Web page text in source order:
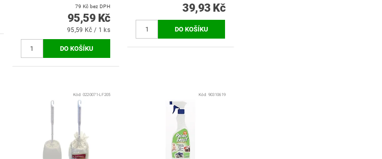
79 Kč bez DPH
95,59 Kč
95,59 Kč / 1 ks
39,93 Kč
Kód: 0220071-LF205 Kód: 90310619